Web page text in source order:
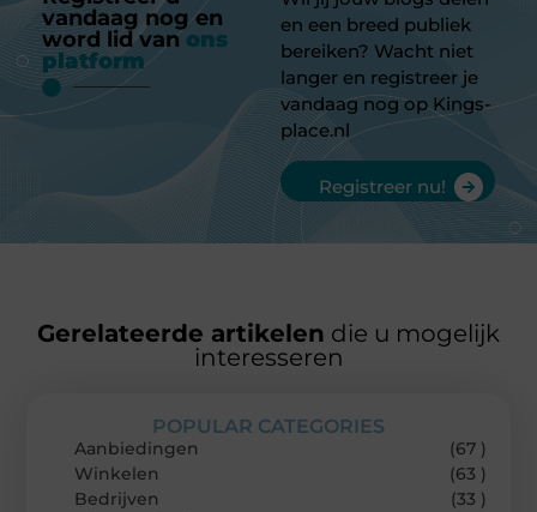
vandaag nog en
word lid van ons
platform
en een breed publiek
bereiken? Wacht niet
langer en registreer je
vandaag nog op Kings-
place.nl
Registreer nu!
Gerelateerde artikelen die u mogelijk
interesseren
POPULAR CATEGORIES
Aanbiedingen
(67 )
Winkelen
(63 )
Bedrijven
(33 )